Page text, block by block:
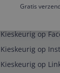
Gratis
Kieskeurig op
Kieskeurig op
Kieskeurig op